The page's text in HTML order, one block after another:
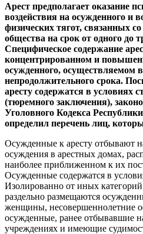
Арест предполагает оказание
воздействия на осужденного и
физических тягот, связанных
общества на срок от одного до
Специфическое содержание
концентрированном и
осужденного, осуществляемом
непродолжительного срока.
аресту содержатся в условиях
(тюремного заключения),
Уголовного Кодекса
определил перечень лиц,
Осужденные к аресту отбывают
осуждения в арестных домах,
наиболее приближенном к их
Осужденные содержатся в
Изолированно от иных
раздельно размещаются
женщины, несовершеннолетние
осужденные, ранее отбывавшие
учреждениях и имеющие